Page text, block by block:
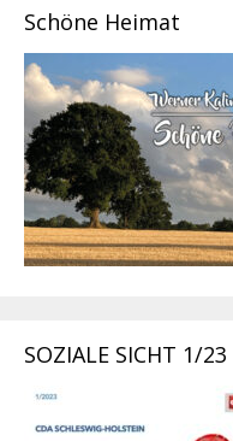
Schöne Heimat
SOZIALE SICHT 1/23